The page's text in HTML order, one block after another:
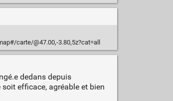
carte/@47.00,-3.80,5z?cat=all
dedans depuis
efficace, agréable et bien